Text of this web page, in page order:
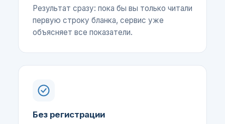
Результат сразу: пока бы вы только читали
первую строку бланка, сервис уже
объясняет все показатели.
Без регистрации